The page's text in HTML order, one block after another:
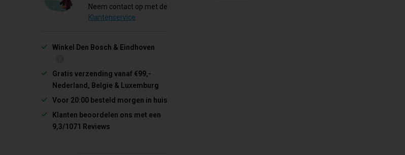
Neem contact op met de
Klantenservice
Winkel Den Bosch & Eindhoven
Gratis verzending vanaf €99,-
Nederland, Belgie & Luxemburg
Voor 20:00 besteld morgen in huis
Klanten beoordelen ons met een
9,3/1071 Reviews